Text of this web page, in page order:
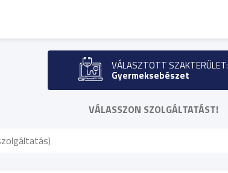
VÁLASZTOTT SZAKTERÜLET:
Gyermeksebészet
VÁLASSZON SZOLGÁLTATÁST!